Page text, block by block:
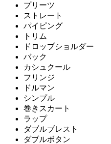
プリーツ
ストレート
パイピング
トリム
ドロップショルダー
バック
カシュクール
フリンジ
ドルマン
シンプル
巻きスカート
ラップ
ダブルブレスト
ダブルボタン